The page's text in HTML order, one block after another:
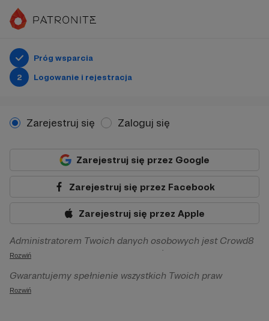
Próg wsparcia
2
Logowanie i rejestracja
Zarejestruj się Zaloguj się
Zarejestruj się przez Google
Zarejestruj się przez Facebook
Zarejestruj się przez Apple
Administratorem Twoich danych osobowych jest Crowd8
sp. z o.o. z siedziba w Warszawie, ul. Żwirki i Wigury 16, 02-
092 Warszawa. Twoje dane osobowe będą przetwarzane w
szczególności w celu wykonania umowy zawartej z Tobą, w
Rozwiń
Gwarantujemy spełnienie wszystkich Twoich praw
wynikających z ogólnego rozporządzenia o ochronie
Rozwiń